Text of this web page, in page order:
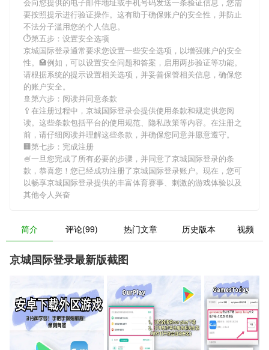
要按照提示进行验证操作。这有助于确保账户的安全性，并防止
不法分子滥用您的个人信息。
⏱第五步：设置安全选项
京城国际登录通常要求您设置一些安全选项，以增强账户的安全
性。🏩例如，可以设置安全问题和答案，启用两步验证等功能。
请根据系统的提示设置相关选项，并妥善保管相关信息，确保您
的账户安全。
🚢第六步：阅读并同意条款
🥄在注册过程中， 京城国际登录会提供使用条款和规定供您阅
读。这些条款包括平台的使用规范、隐私政策等内容。在注册之
前，请仔细阅读并理解这些条款，并确保您同意并愿意遵守。
🏢第七步：完成注册
🍧一旦您完成了所有必要的步骤，并同意了京城国际登录的条
款，恭喜您！您已经成功注册了京城国际登录账户。现在，您可
以畅享京城国际登录提供的丰富体育赛事、刺激的游戏体验以及
其他令人兴奋
简介 评论(99) 热门文章 历史版本 视频
京城国际登录最新版截图